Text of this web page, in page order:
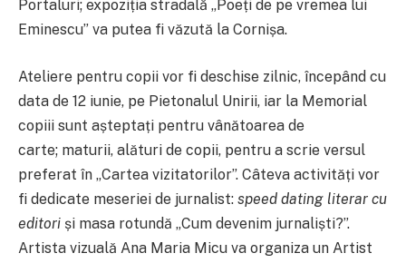
Portaluri; expoziția stradală „Poeți de pe vremea lui
Eminescu” va putea fi văzută la Cornișa.
Ateliere pentru copii vor fi deschise zilnic, începând cu
data de 12 iunie, pe Pietonalul Unirii, iar la Memorial
copiii sunt așteptați pentru vânătoarea de
carte; maturii, alături de copii, pentru a scrie versul
preferat în „Cartea vizitatorilor”. Câteva activități vor
fi dedicate meseriei de jurnalist: speed dating literar cu
editori și masa rotundă „Cum devenim jurnaliști?”.
Artista vizuală Ana Maria Micu va organiza un Artist